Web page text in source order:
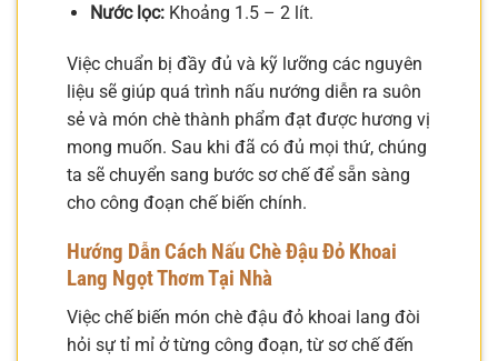
Nước lọc:Khoảng 1.5 – 2 lít.
Việc chuẩn bị đầy đủ và kỹ lưỡng các nguyên
liệu sẽ giúp quá trình nấu nướng diễn ra suôn
sẻ và món chè thành phẩm đạt được hương vị
mong muốn. Sau khi đã có đủ mọi thứ, chúng
ta sẽ chuyển sang bước sơ chế để sẵn sàng
cho công đoạn chế biến chính.
Hướng Dẫn Cách Nấu Chè Đậu Đỏ Khoai
Lang Ngọt Thơm Tại Nhà
Việc chế biến món chè đậu đỏ khoai lang đòi
hỏi sự tỉ mỉ ở từng công đoạn, từ sơ chế đến